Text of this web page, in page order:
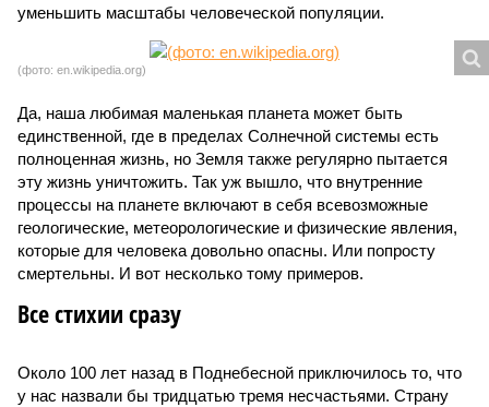
уменьшить масштабы человеческой популяции.
(фото: en.wikipedia.org)
Да, наша любимая маленькая планета может быть
единственной, где в пределах Солнечной системы есть
полноценная жизнь, но Земля также регулярно пытается
эту жизнь уничтожить. Так уж вышло, что внутренние
процессы на планете включают в себя всевозможные
геологические, метеорологические и физические явления,
которые для человека довольно опасны. Или попросту
смертельны. И вот несколько тому примеров.
Все стихии сразу
Около 100 лет назад в Поднебесной приключилось то, что
у нас назвали бы тридцатью тремя несчастьями. Страну